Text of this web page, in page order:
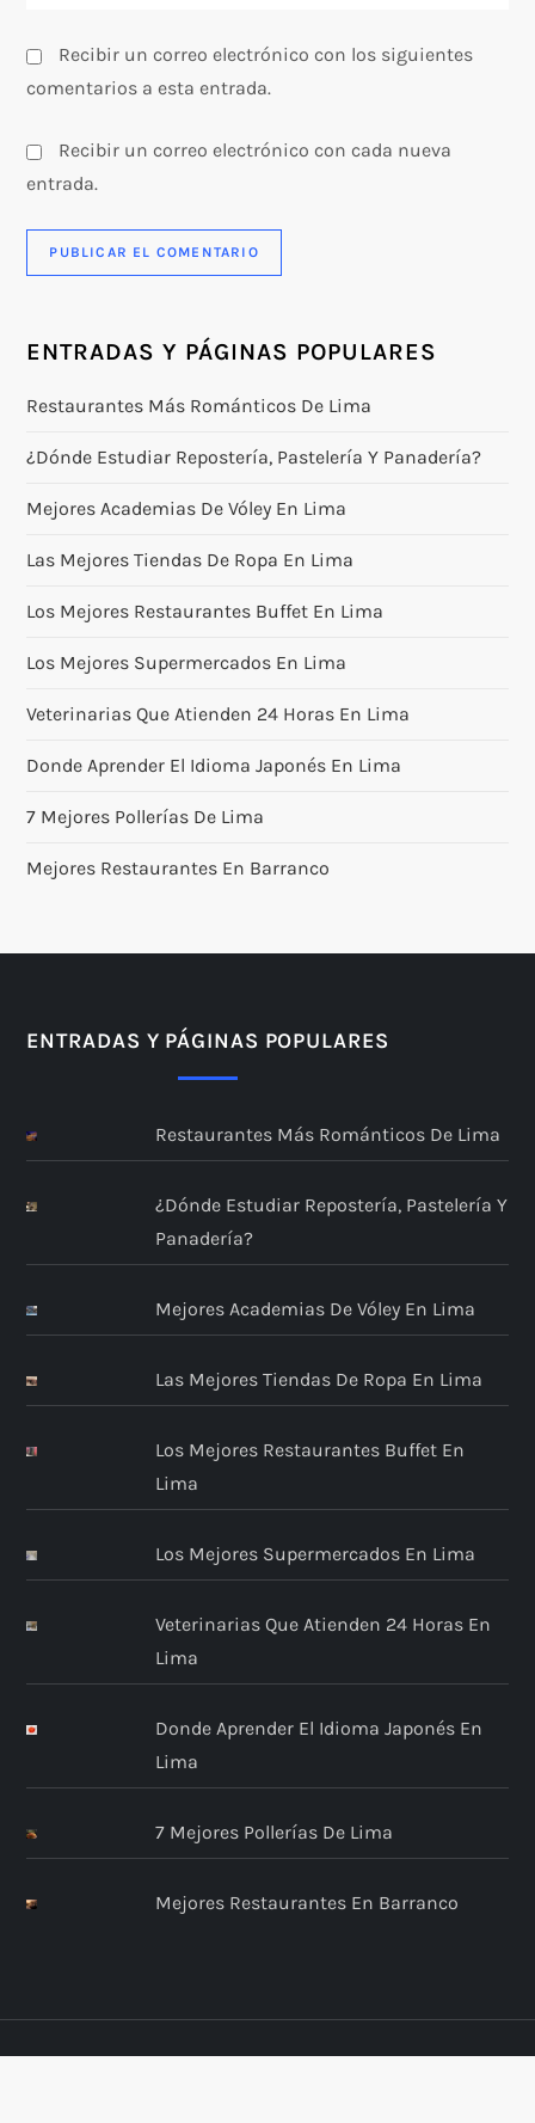
a
s
Recibir un correo electrónico con los siguientes
comentarios a esta entrada.
Recibir un correo electrónico con cada nueva
entrada.
ENTRADAS Y PÁGINAS POPULARES
Restaurantes Más Románticos De Lima
¿Dónde Estudiar Repostería, Pastelería Y Panadería?
Mejores Academias De Vóley En Lima
Las Mejores Tiendas De Ropa En Lima
Los Mejores Restaurantes Buffet En Lima
Los Mejores Supermercados En Lima
Veterinarias Que Atienden 24 Horas En Lima
Donde Aprender El Idioma Japonés En Lima
7 Mejores Pollerías De Lima
Mejores Restaurantes En Barranco
ENTRADAS Y PÁGINAS POPULARES
Restaurantes Más Románticos De Lima
¿Dónde Estudiar Repostería, Pastelería Y
Panadería?
Mejores Academias De Vóley En Lima
Las Mejores Tiendas De Ropa En Lima
Los Mejores Restaurantes Buffet En
Lima
Los Mejores Supermercados En Lima
Veterinarias Que Atienden 24 Horas En
Lima
Donde Aprender El Idioma Japonés En
Lima
7 Mejores Pollerías De Lima
Mejores Restaurantes En Barranco